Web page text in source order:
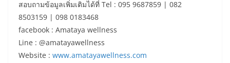
สอบถามข้อมูลเพิ่มเติมได้ที่ Tel : 095 9687859 | 082
8503159 | 098 0183468
facebook : Amataya wellness
Line : @amatayawellness
Website : www.amatayawellness.com